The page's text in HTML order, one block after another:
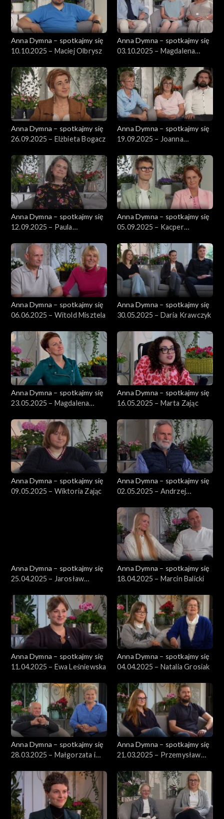
Anna Dymna – spotkajmy się
10.10.2025 – Maciej Olbrysz
Anna Dymna – spotkajmy się
03.10.2025 – Magdalena
Anna Dymna – spotkajmy się
26.09.2025 – Elżbieta Bogacz
Anna Dymna – spotkajmy się
19.09.2025 – Joanna
Anna Dymna – spotkajmy się
12.09.2025 – Paula
Anna Dymna – spotkajmy się
05.09.2025 – Kacper
Anna Dymna – spotkajmy się
06.06.2025 – Witold Misztela
Anna Dymna – spotkajmy się
30.05.2025 – Daria Krawczyk
Anna Dymna – spotkajmy się
23.05.2025 – Magdalena
Anna Dymna – spotkajmy się
16.05.2025 – Marta Zając
Anna Dymna – spotkajmy się
09.05.2025 – Wiktoria Zając
Anna Dymna – spotkajmy się
02.05.2025 – Andrzej
Anna Dymna – spotkajmy się
25.04.2025 – Jarosław
Anna Dymna – spotkajmy się
18.04.2025 – Marcin Balicki
Anna Dymna – spotkajmy się
11.04.2025 – Ewa Leśniewska
Anna Dymna – spotkajmy się
04.04.2025 – Natalia Grosiak
Anna Dymna – spotkajmy się
28.03.2025 – Małgorzata i
Anna Dymna – spotkajmy się
21.03.2025 – Przemysław